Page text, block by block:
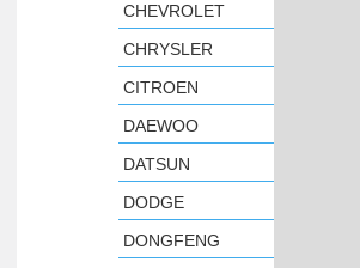
CHEVROLET
CHRYSLER
CITROEN
DAEWOO
DATSUN
DODGE
DONGFENG